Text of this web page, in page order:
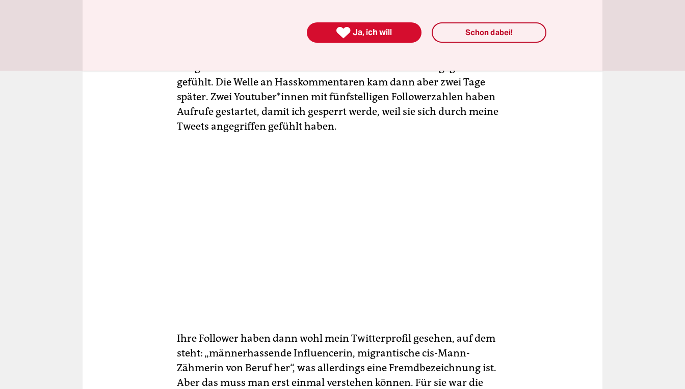
bereits ablehnende Kommentare zu lesen?
gefühlt. Die Welle an Hasskommentaren kam dann aber zwei Tage
später. Zwei Youtuber*innen mit fünfstelligen Followerzahlen haben
Aufrufe gestartet, damit ich gesperrt werde, weil sie sich durch meine
Tweets angegriffen gefühlt haben.
Ihre Follower haben dann wohl mein Twitterprofil gesehen, auf dem
steht: „männerhassende Influencerin, migrantische cis-Mann-
Zähmerin von Beruf her“, was allerdings eine Fremdbezeichnung ist.
Aber das muss man erst einmal verstehen können. Für sie war die
 Ja, ich will Schon dabei!